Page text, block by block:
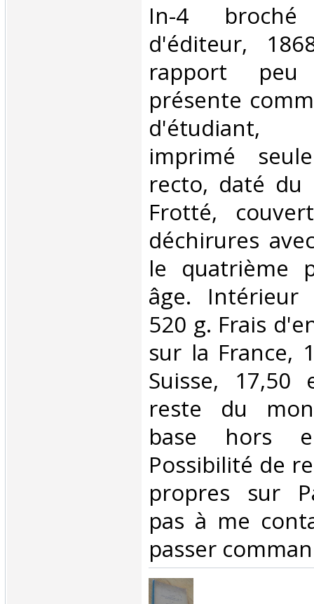
‎In-4
d'éditeur,
rapport
présente
d'étudiant,
imprimé
recto, daté du
Frotté,
déchirures
le quatrième
âge. Intérieur
520 g. Frais
sur la France,
Suisse,
reste du
base hors
Possibilité de
propres sur
pas à me
passer